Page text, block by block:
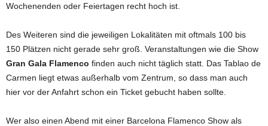
Wochenenden oder Feiertagen recht hoch ist.
Des Weiteren sind die jeweiligen Lokalitäten mit oftmals 100 bis
150 Plätzen nicht gerade sehr groß. Veranstaltungen wie die Show
Gran Gala Flamenco finden auch nicht täglich statt. Das Tablao de
Carmen liegt etwas außerhalb vom Zentrum, so dass man auch
hier vor der Anfahrt schon ein Ticket gebucht haben sollte.
Wer also einen Abend mit einer Barcelona Flamenco Show als